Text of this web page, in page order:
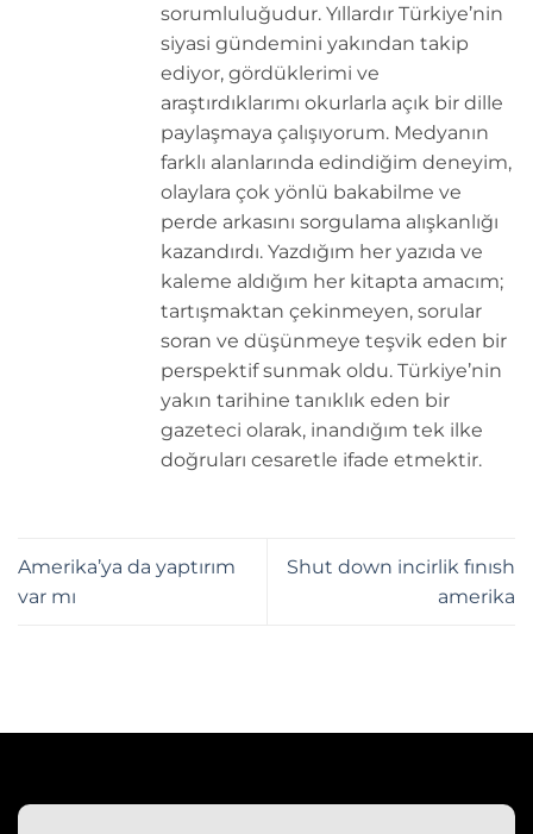
sorumluluğudur. Yıllardır Türkiye’nin
siyasi gündemini yakından takip
ediyor, gördüklerimi ve
araştırdıklarımı okurlarla açık bir dille
paylaşmaya çalışıyorum. Medyanın
farklı alanlarında edindiğim deneyim,
olaylara çok yönlü bakabilme ve
perde arkasını sorgulama alışkanlığı
kazandırdı. Yazdığım her yazıda ve
kaleme aldığım her kitapta amacım;
tartışmaktan çekinmeyen, sorular
soran ve düşünmeye teşvik eden bir
perspektif sunmak oldu. Türkiye’nin
yakın tarihine tanıklık eden bir
gazeteci olarak, inandığım tek ilke
doğruları cesaretle ifade etmektir.
Amerika’ya da yaptırım
var mı
Shut down incirlik fınısh
amerika